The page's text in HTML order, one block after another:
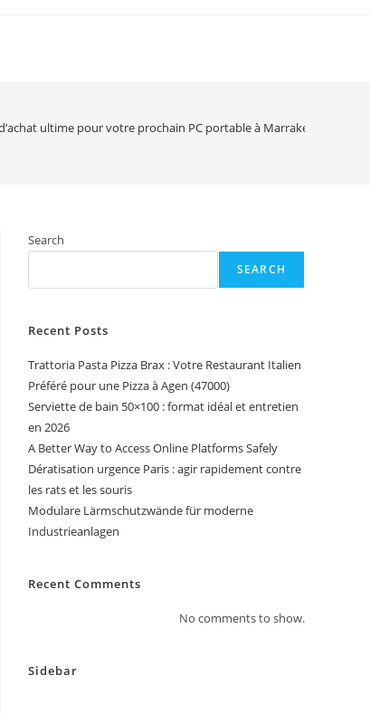
ultime pour votre prochain PC portable à Marrakech
Search
SEARCH
Recent Posts
Trattoria Pasta Pizza Brax : Votre Restaurant Italien
Préféré pour une Pizza à Agen (47000)
Serviette de bain 50×100 : format idéal et entretien
en 2026
A Better Way to Access Online Platforms Safely
Dératisation urgence Paris : agir rapidement contre
les rats et les souris
Modulare Lärmschutzwände für moderne
Industrieanlagen
Recent Comments
No comments to show.
Sidebar